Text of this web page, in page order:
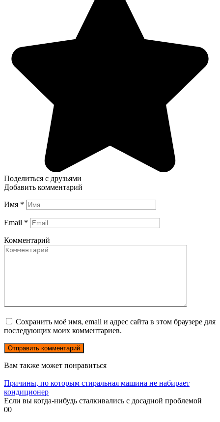
Поделиться с друзьями
Добавить комментарий
Имя *
Email *
Комментарий
Сохранить моё имя, email и адрес сайта в этом браузере для
последующих моих комментариев.
Вам также может понравиться
Причины, по которым стиральная машина не набирает
кондиционер
Если вы когда-нибудь сталкивались с досадной проблемой
00